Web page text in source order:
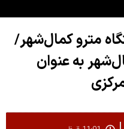
مترو کمال‌شهر/
به عنوان